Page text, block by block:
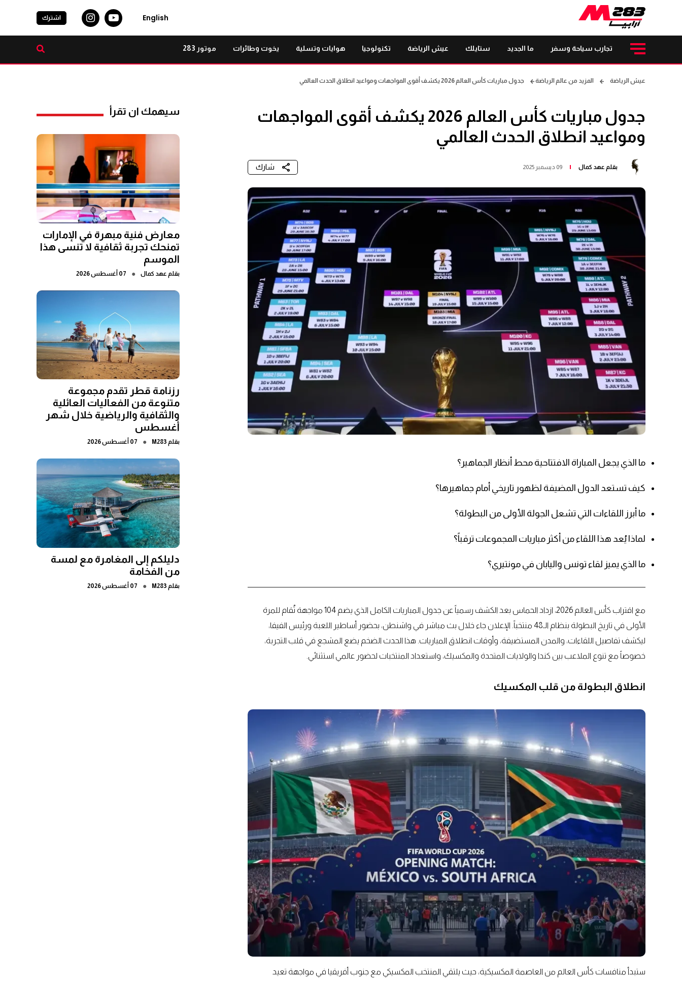
English اشترك
تجارب سياحة وسفر ما الجديد ستايلك عيش الرياضة تكنولوجيا هوايات وتسلية يخوت وطائرات موتور 283
عيش الرياضة المزيد من عالم الرياضة جدول مباريات كأس العالم 2026 يكشف أقوى المواجهات ومواعيد انطلاق الحدث العالمي
جدول مباريات كأس العالم 2026 يكشف أقوى المواجهات
ومواعيد انطلاق الحدث العالمي
بقلم عهد كمال 09 ديسمبر 2025 شارك
ما الذي يجعل المباراة الافتتاحية محط أنظار الجماهير؟
كيف تستعد الدول المضيفة لظهور تاريخي أمام جماهيرها؟
ما أبرز اللقاءات التي تشعل الجولة الأولى من البطولة؟
لماذا يُعد هذا اللقاء من أكثر مباريات المجموعات ترقباً؟
ما الذي يميز لقاء تونس واليابان في مونتيري؟
مع اقتراب كأس العالم 2026، ازداد الحماس بعد الكشف رسمياً عن جدول المباريات الكامل الذي يضم 104 مواجهة تُقام للمرة
الأولى في تاريخ البطولة بنظام الـ48 منتخباً. الإعلان جاء خلال بث مباشر في واشنطن، بحضور أساطير اللعبة ورئيس الفيفا،
ليكشف تفاصيل اللقاءات، والمدن المستضيفة، وأوقات انطلاق المباريات. هذا الحدث الضخم يضع المشجع في قلب التجربة،
خصوصاً مع تنوع الملاعب بين كندا والولايات المتحدة والمكسيك، واستعداد المنتخبات لحضور عالمي استثنائي.
انطلاق البطولة من قلب المكسيك
ستبدأ منافسات كأس العالم من العاصمة المكسيكية، حيث يلتقي المنتخب المكسيكي مع جنوب أفريقيا في مواجهة تعيد
سيهمك ان تقرأ
معارض فنية مبهرة في الإمارات
تمنحك تجربة ثقافية لا تنسى هذا
الموسم
بقلم عهد كمال ● 07 أغسطس 2026
رزنامة قطر تقدم مجموعة
متنوعة من الفعاليات العائلية
والثقافية والرياضية خلال شهر
أغسطس
بقلم M283
● 07 أغسطس 2026
دليلكم إلى المغامرة مع لمسة
من الفخامة
بقلم M283
● 07 أغسطس 2026